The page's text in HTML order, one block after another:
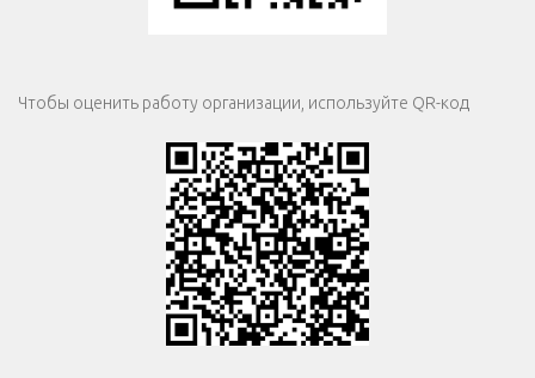
Чтобы оценить работу организации, используйте QR-код